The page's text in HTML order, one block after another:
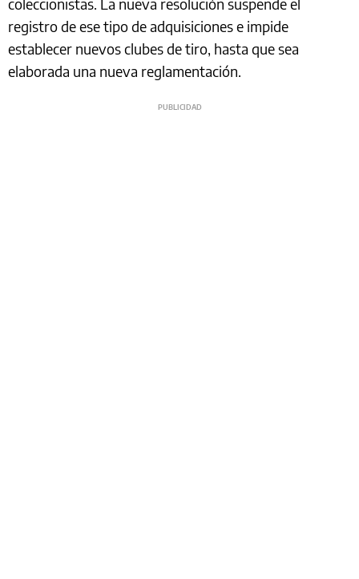
coleccionistas. La nueva resolución suspende el
registro de ese tipo de adquisiciones e impide
establecer nuevos clubes de tiro, hasta que sea
elaborada una nueva reglamentación.